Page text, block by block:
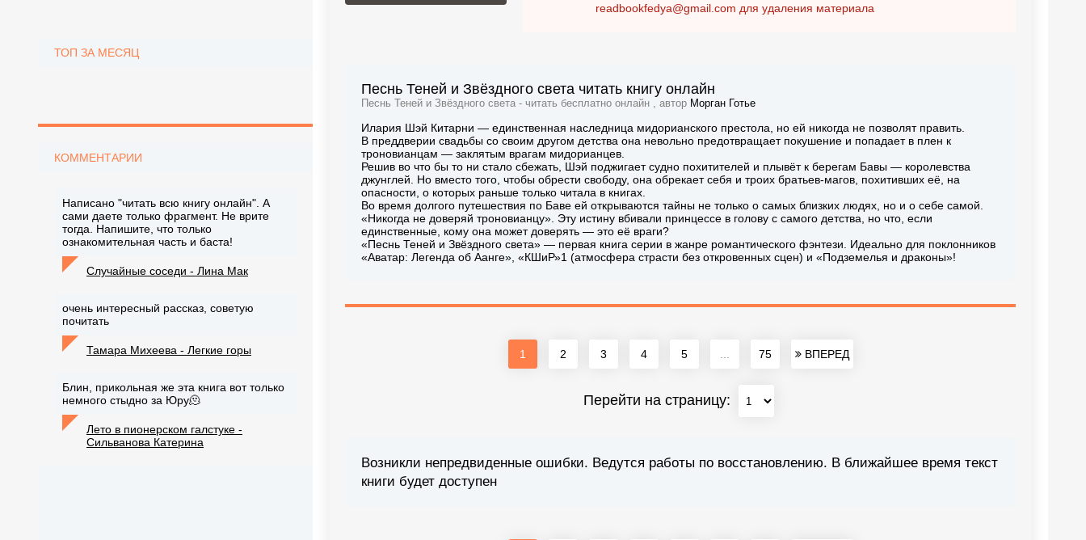
readbookfedya@gmail.com для удаления материала
Песнь Теней и Звёздного света читать книгу онлайн
Песнь Теней и Звёздного света - читать бесплатно онлайн , автор Морган Готье
Илария Шэй Китарни — единственная наследница мидорианского престола, но ей никогда не позволят править.
В преддверии свадьбы со своим другом детства она невольно предотвращает покушение и попадает в плен к
троновианцам — заклятым врагам мидорианцев.
Решив во что бы то ни стало сбежать, Шэй поджигает судно похитителей и плывёт к берегам Бавы — королевства
джунглей. Но вместо того, чтобы обрести свободу, она обрекает себя и троих братьев-магов, похитивших её, на
опасности, о которых раньше только читала в книгах.
Во время долгого путешествия по Баве ей открываются тайны не только о самых близких людях, но и о себе самой.
«Никогда не доверяй троновианцу». Эту истину вбивали принцессе в голову с самого детства, но что, если
единственные, кому она может доверять — это её враги?
«Песнь Теней и Звёздного света» — первая книга серии в жанре романтического фэнтези. Идеально для поклонников
«Аватар: Легенда об Аанге», «КШиР»1 (атмосфера страсти без откровенных сцен) и «Подземелья и драконы»!
1 2 3 4 5 75 ВПЕРЕД
Перейти на страницу:
Возникли непредвиденные ошибки. Ведутся работы по восстановлению. В ближайшее время текст
книги будет доступен
ТОП ЗА МЕСЯЦ
КОММЕНТАРИИ
Написано "читать всю книгу онлайн". А
сами даете только фрагмент. Не врите
тогда. Напишите, что только
ознакомительная часть и баста!
Случайные соседи - Лина Мак
очень интересный рассказ, советую
почитать
Тамара Михеева - Легкие горы
Блин, прикольная же эта книга вот только
немного стыдно за Юру🫠
Лето в пионерском галстуке -
Сильванова Катерина